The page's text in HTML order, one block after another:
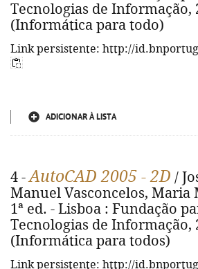
Tecnologias de Informação,
(Informática para todo)
Link persistente: http://
ADICIONAR À LISTA
4 -AutoCAD 2005 - 2D /
Manuel Vasconcelos, Maria
1ª ed. - Lisboa : Fundação
Tecnologias de Informação,
(Informática para todos)
Link persistente: http://